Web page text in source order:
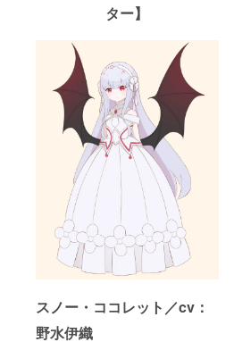
ター】
スノー・ココレット／cv：
野水伊織